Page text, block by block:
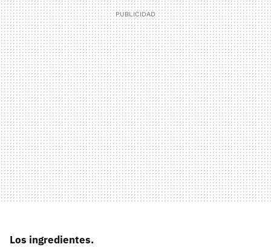
Los ingredientes.